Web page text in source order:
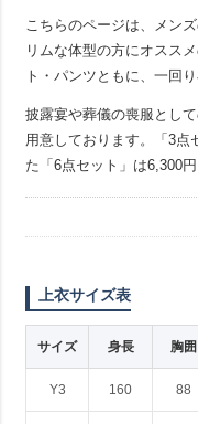
こちらのページは、メン
リムな体型の方にオスス
ト・パンツともに、一回
披露宴や葬儀の喪服とし
用意しております。「3点
た「6点セット」は6,300
上衣サイズ表
サイズ 身長 胸囲
Y3 160 88